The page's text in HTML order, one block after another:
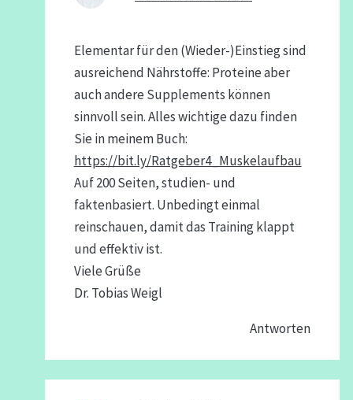
Elementar für den (Wieder-)Einstieg sind
ausreichend Nährstoffe: Proteine aber
auch andere Supplements können
sinnvoll sein. Alles wichtige dazu finden
Sie in meinem Buch:
https://bit.ly/Ratgeber4_Muskelaufbau
Auf 200 Seiten, studien- und
faktenbasiert. Unbedingt einmal
reinschauen, damit das Training klappt
und effektiv ist.
Viele Grüße
Dr. Tobias Weigl
Antworten